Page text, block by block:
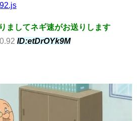
ましてネギ速がお送りします
ID:etDrOYk9M